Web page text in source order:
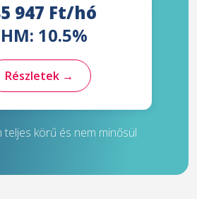
947 Ft/hó
10.5%
Részletek →
körű és nem minősül